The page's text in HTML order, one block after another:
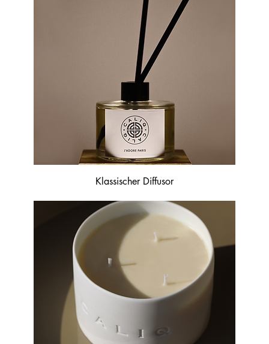
Klassischer Diffusor